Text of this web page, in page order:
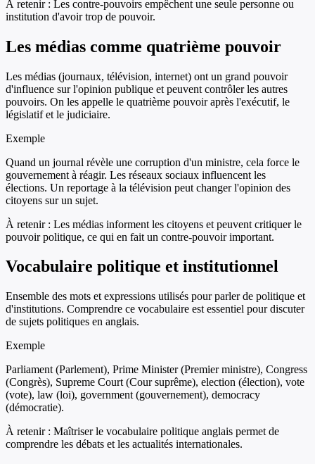
À retenir : Les contre-pouvoirs empêchent une seule personne ou
institution d'avoir trop de pouvoir.
Les médias comme quatrième pouvoir
Les médias (journaux, télévision, internet) ont un grand pouvoir
d'influence sur l'opinion publique et peuvent contrôler les autres
pouvoirs. On les appelle le quatrième pouvoir après l'exécutif, le
législatif et le judiciaire.
Exemple
Quand un journal révèle une corruption d'un ministre, cela force le
gouvernement à réagir. Les réseaux sociaux influencent les
élections. Un reportage à la télévision peut changer l'opinion des
citoyens sur un sujet.
À retenir : Les médias informent les citoyens et peuvent critiquer le
pouvoir politique, ce qui en fait un contre-pouvoir important.
Vocabulaire politique et institutionnel
Ensemble des mots et expressions utilisés pour parler de politique et
d'institutions. Comprendre ce vocabulaire est essentiel pour discuter
de sujets politiques en anglais.
Exemple
Parliament (Parlement), Prime Minister (Premier ministre), Congress
(Congrès), Supreme Court (Cour suprême), election (élection), vote
(vote), law (loi), government (gouvernement), democracy
(démocratie).
À retenir : Maîtriser le vocabulaire politique anglais permet de
comprendre les débats et les actualités internationales.